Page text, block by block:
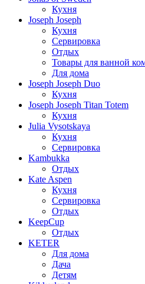
Кухня
Joseph Joseph
Кухня
Сервировка
Отдых
Товары для ванной
Для дома
Joseph Joseph Duo
Кухня
Joseph Joseph Titan Totem
Кухня
Julia Vysotskaya
Кухня
Сервировка
Kambukka
Отдых
Kate Aspen
Кухня
Сервировка
Отдых
KeepCup
Отдых
KETER
Для дома
Дача
Детям